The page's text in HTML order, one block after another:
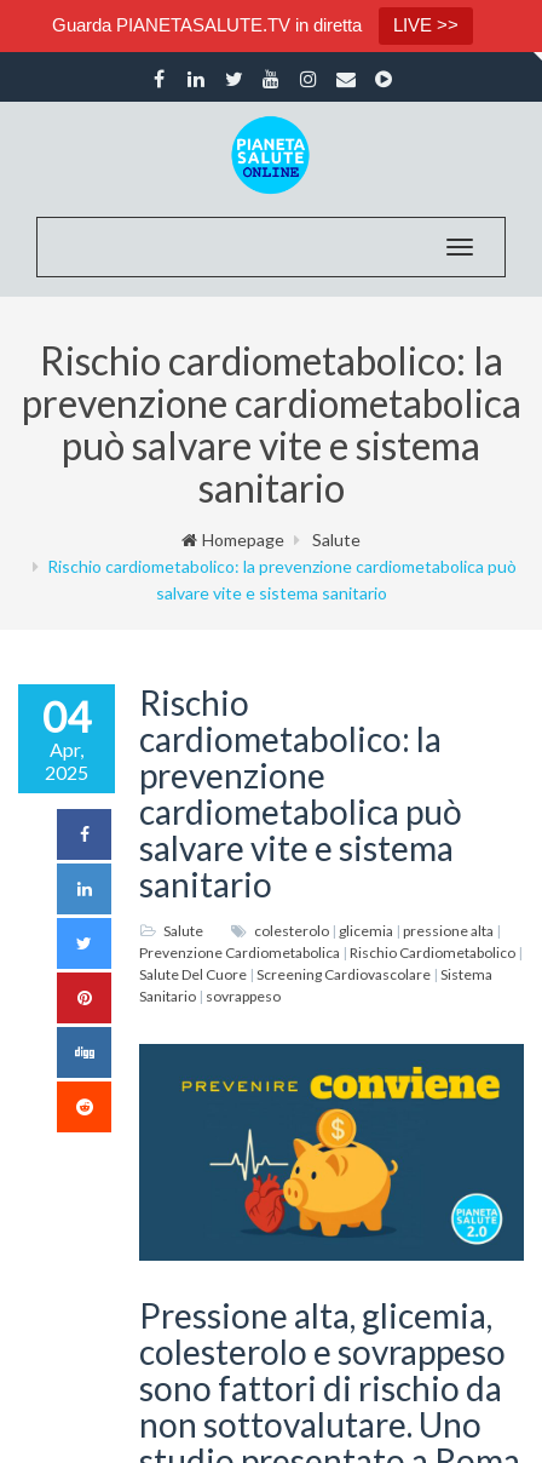
Guarda PIANETASALUTE.TV in diretta LIVE >>
Toggle
Rischio cardiometabolico: la
prevenzione cardiometabolica
può salvare vite e sistema
sanitario
Homepage
Salute
Rischio cardiometabolico: la prevenzione cardiometabolica può
salvare vite e sistema sanitario
04
Apr,
2025
Rischio
cardiometabolico: la
prevenzione
cardiometabolica può
salvare vite e sistema
sanitario
Salute colesterolo | glicemia | pressione alta |
Prevenzione Cardiometabolica | Rischio Cardiometabolico |
Salute Del Cuore | Screening Cardiovascolare | Sistema
Sanitario | sovrappeso
Pressione alta, glicemia,
colesterolo e sovrappeso
sono fattori di rischio da
non sottovalutare. Uno